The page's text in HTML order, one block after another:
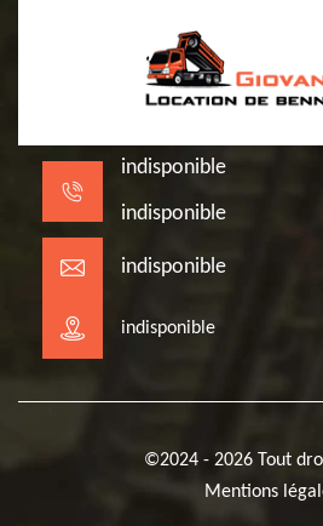
indisponible
indisponible
indisponible
indisponible
©2024 - 2026 Tout
Mentions